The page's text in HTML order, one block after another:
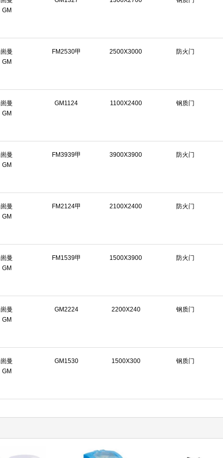
GM
崮曼
GM
FM2530甲 2500X3000 防火门
崮曼
GM
GM1124 1100X2400 钢质门
崮曼
GM
FM3939甲 3900X3900 防火门
崮曼
GM
FM2124甲 2100X2400 防火门
崮曼
GM
FM1539甲 1500X3900 防火门
崮曼
GM
GM2224 2200X240 钢质门
崮曼
GM
GM1530 1500X300 钢质门